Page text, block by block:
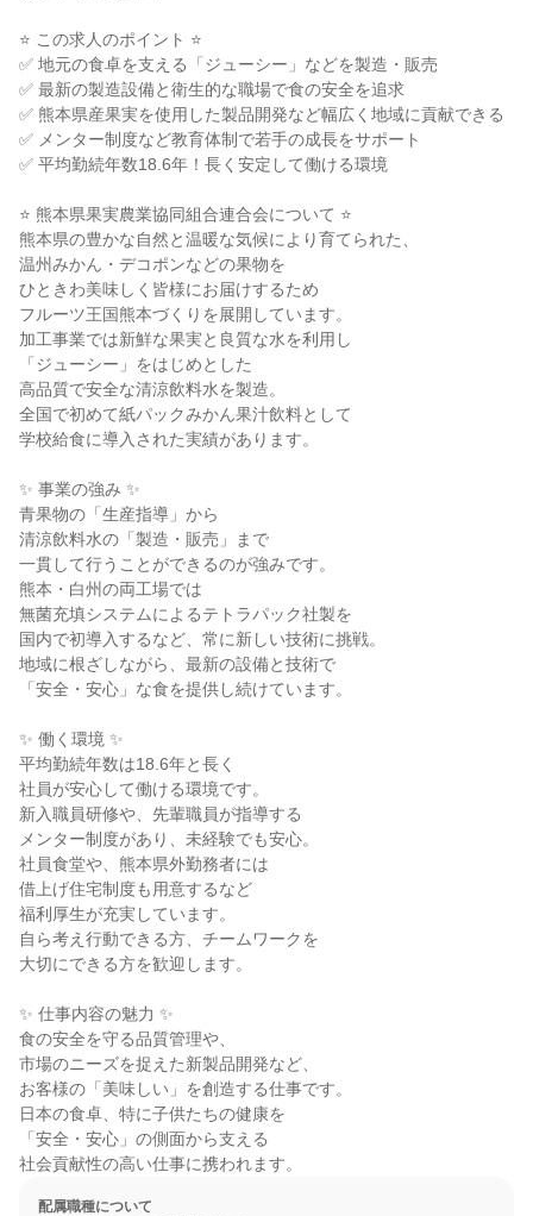
⭐ この求人のポイント ⭐
✅ 地元の食卓を支える「ジューシー」などを製造・販売
✅ 最新の製造設備と衛生的な職場で食の安全を追求
✅ 熊本県産果実を使用した製品開発など幅広く地域に貢献できる
✅ メンター制度など教育体制で若手の成長をサポート
✅ 平均勤続年数18.6年！長く安定して働ける環境
⭐ 熊本県果実農業協同組合連合会について ⭐
熊本県の豊かな自然と温暖な気候により育てられた、
温州みかん・デコポンなどの果物を
ひときわ美味しく皆様にお届けするため
フルーツ王国熊本づくりを展開しています。
加工事業では新鮮な果実と良質な水を利用し
「ジューシー」をはじめとした
高品質で安全な清涼飲料水を製造。
全国で初めて紙パックみかん果汁飲料として
学校給食に導入された実績があります。
✨ 事業の強み ✨
青果物の「生産指導」から
清涼飲料水の「製造・販売」まで
一貫して行うことができるのが強みです。
熊本・白州の両工場では
無菌充填システムによるテトラパック社製を
国内で初導入するなど、常に新しい技術に挑戦。
地域に根ざしながら、最新の設備と技術で
「安全・安心」な食を提供し続けています。
✨ 働く環境 ✨
平均勤続年数は18.6年と長く
社員が安心して働ける環境です。
新入職員研修や、先輩職員が指導する
メンター制度があり、未経験でも安心。
社員食堂や、熊本県外勤務者には
借上げ住宅制度も用意するなど
福利厚生が充実しています。
自ら考え行動できる方、チームワークを
大切にできる方を歓迎します。
✨ 仕事内容の魅力 ✨
食の安全を守る品質管理や、
市場のニーズを捉えた新製品開発など、
お客様の「美味しい」を創造する仕事です。
日本の食卓、特に子供たちの健康を
「安全・安心」の側面から支える
社会貢献性の高い仕事に携われます。
配属職種について